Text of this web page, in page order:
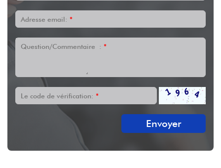
Adresse email: *
Question/Commentaire : *
Le code de vérification: *
Envoyer